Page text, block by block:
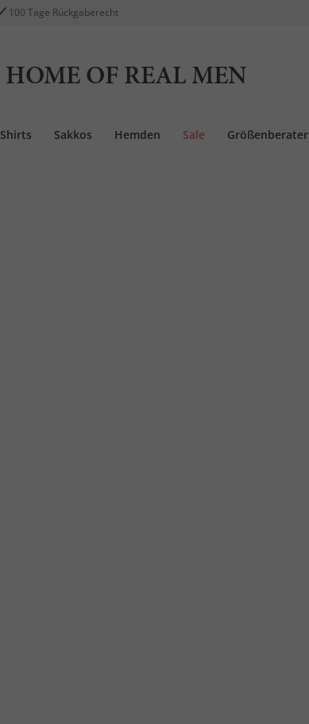
100 Tage Rückgaberecht
HOME OF REAL MEN
Shirts Sakkos Hemden Sale Größenberater